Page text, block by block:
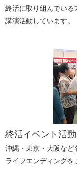
終活に取り組んでいる
講演活動しています。
終活イベント活動
沖縄・東京・大阪など
ライフエンディングを